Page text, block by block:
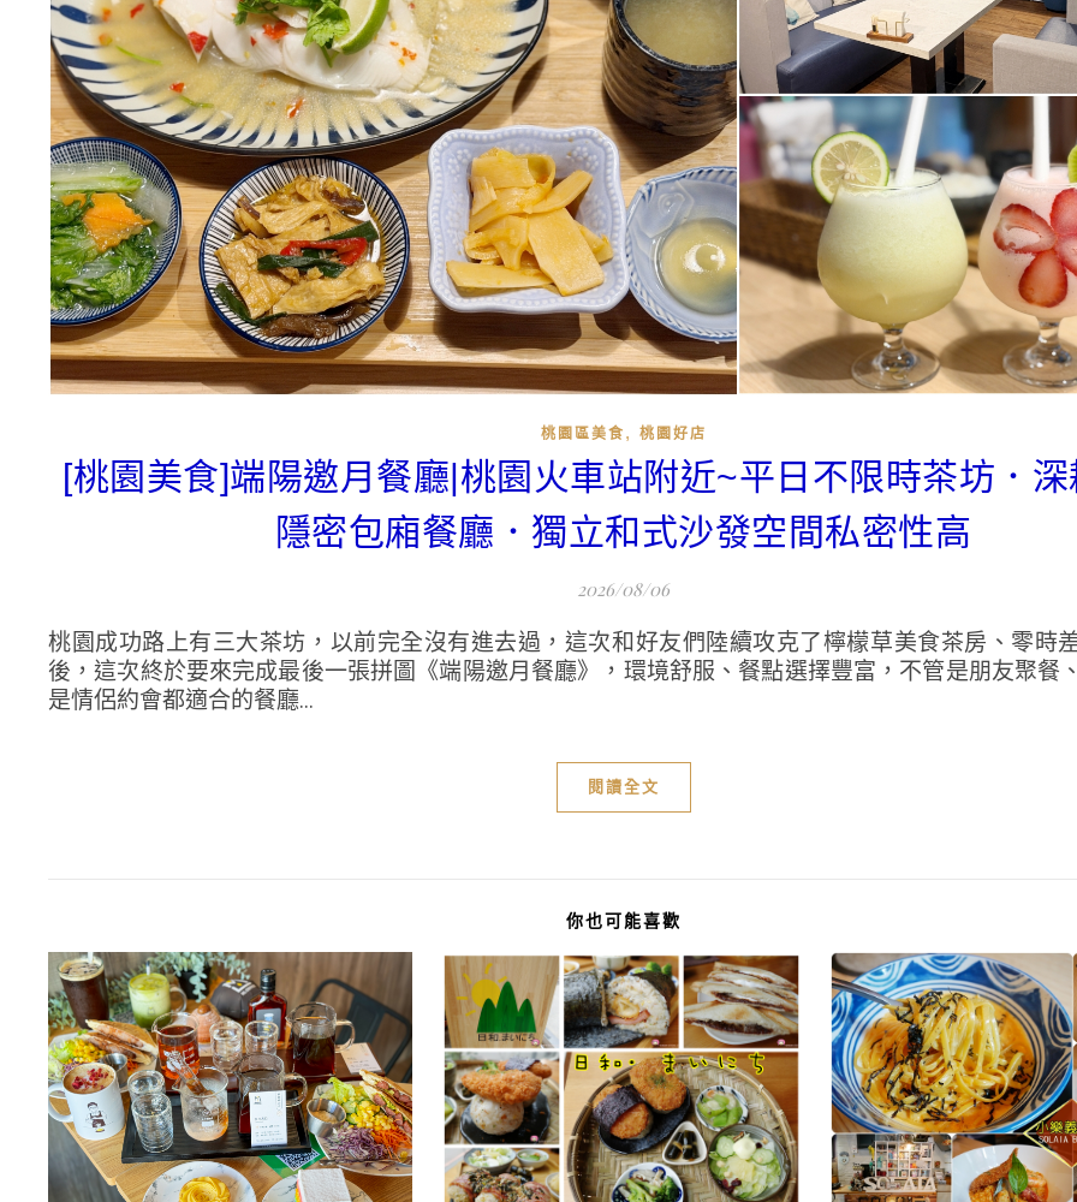
桃園區美食 , 桃園好店
[桃園美食]端陽邀月餐廳|桃園火車站附近~平日不限時茶坊．
隱密包廂餐廳．獨立和式沙發空間私密性高
2026/08/06
桃園成功路上有三大茶坊，以前完全沒有進去過，這次和好友們陸續攻克了檸檬草美食茶房、零時
後，這次終於要來完成最後一張拼圖《端陽邀月餐廳》，環境舒服、餐點選擇豐富，不管是朋友聚餐
是情侶約會都適合的餐廳...
閱讀全文
你也可能喜歡